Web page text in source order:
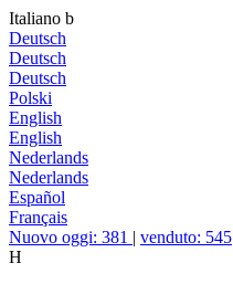
Italiano b
Deutsch
Deutsch
Deutsch
Polski
English
English
Nederlands
Nederlands
Español
Français
Nuovo oggi: 381 | venduto: 545
H